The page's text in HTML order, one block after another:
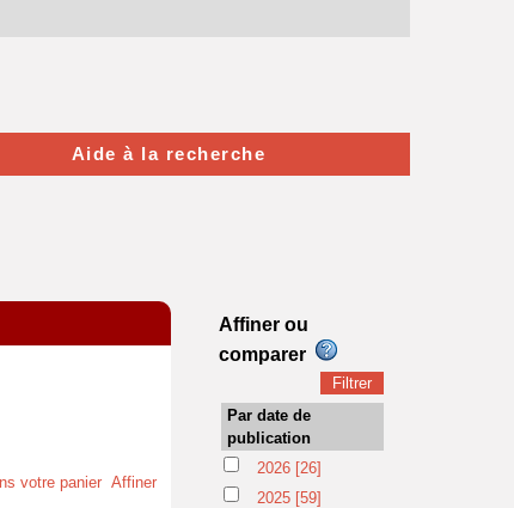
votre panier Affiner
Aide à la recherche
Affiner ou
comparer
Par date de
publication
2026 [26]
2025 [59]